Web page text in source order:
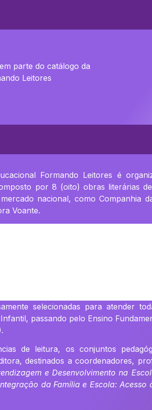
parte do catálogo da
Leitores
Formando Leitores é
por 8 (oito) obras literárias
nacional, como Companhia
Voante.
selecionadas para atender
passando pelo Ensino
de leitura, os conjuntos
destinados a coordenadores,
e Desenvolvimento na
da Família e Escola: Acesso